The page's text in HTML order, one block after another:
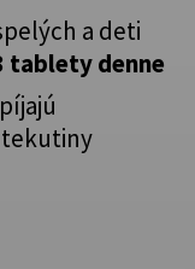
a deti
tablety denne